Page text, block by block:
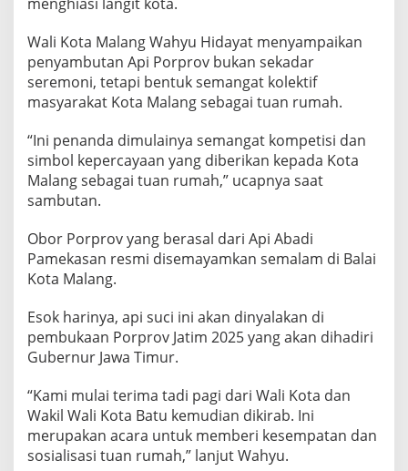
m
y
a
m
a
n
S
a
l
d
i
B
l
i
Wali Kota Malang Wahyu Hidayat menyampaikan
penyambutan Api Porprov bukan sekadar
seremoni, tetapi bentuk semangat kolektif
masyarakat Kota Malang sebagai tuan rumah.
“Ini penanda dimulainya semangat kompetisi dan
simbol kepercayaan yang diberikan kepada Kota
Malang sebagai tuan rumah,” ucapnya saat
sambutan.
Obor Porprov yang berasal dari Api Abadi
Pamekasan resmi disemayamkan semalam di Balai
Kota Malang.
Esok harinya, api suci ini akan dinyalakan di
pembukaan Porprov Jatim 2025 yang akan dihadiri
Gubernur Jawa Timur.
“Kami mulai terima tadi pagi dari Wali Kota dan
Wakil Wali Kota Batu kemudian dikirab. Ini
merupakan acara untuk memberi kesempatan dan
sosialisasi tuan rumah,” lanjut Wahyu.